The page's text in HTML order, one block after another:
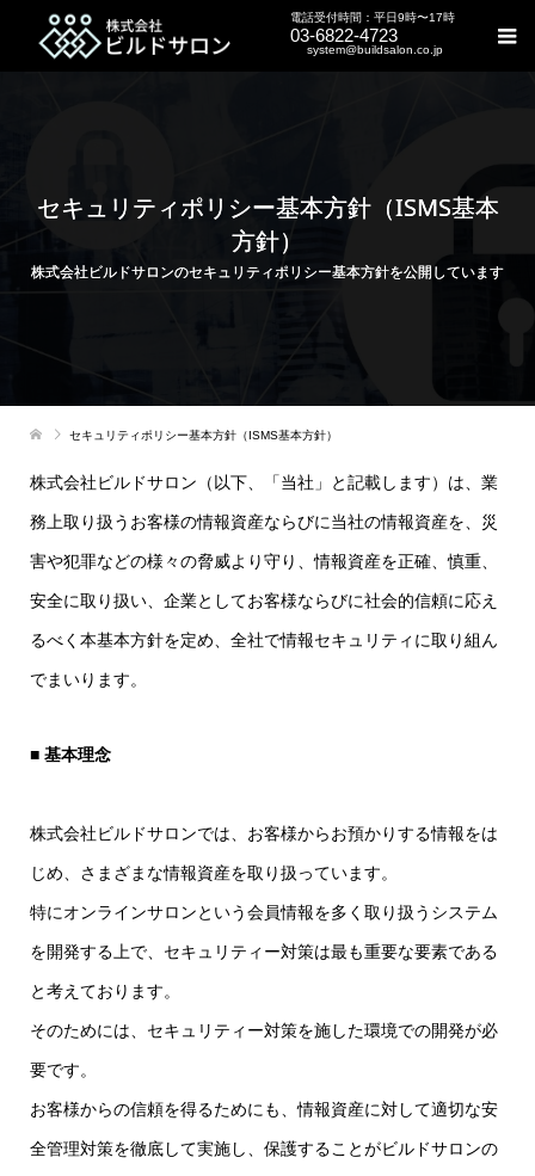
電話受付時間：平日9時〜17時
03-6822-4723
system@buildsalon.co.jp
セキュリティポリシー基本方針（ISMS基本
方針）
株式会社ビルドサロンのセキュリティポリシー基本方針を公開しています
セキュリティポリシー基本方針（ISMS基本方針）
株式会社ビルドサロン（以下、「当社」と記載します）は、業
務上取り扱うお客様の情報資産ならびに当社の情報資産を、災
害や犯罪などの様々の脅威より守り、情報資産を正確、慎重、
安全に取り扱い、企業としてお客様ならびに社会的信頼に応え
るべく本基本方針を定め、全社で情報セキュリティに取り組ん
でまいります。
■ 基本理念
株式会社ビルドサロンでは、お客様からお預かりする情報をは
じめ、さまざまな情報資産を取り扱っています。
特にオンラインサロンという会員情報を多く取り扱うシステム
を開発する上で、セキュリティー対策は最も重要な要素である
と考えております。
そのためには、セキュリティー対策を施した環境での開発が必
要です。
お客様からの信頼を得るためにも、情報資産に対して適切な安
全管理対策を徹底して実施し、保護することがビルドサロンの